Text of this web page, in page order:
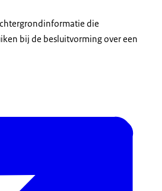
die
bij de besluitvorming over een